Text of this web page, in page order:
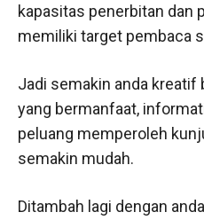
kapasitas penerbitan dan
memiliki target pembaca
Jadi semakin anda kreatif
yang bermanfaat,
peluang memperoleh
semakin mudah.
Ditambah lagi dengan